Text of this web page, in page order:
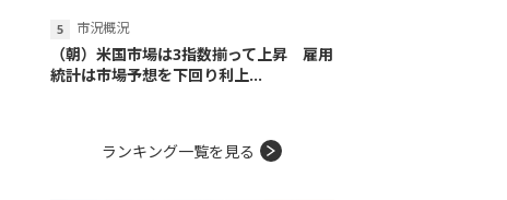
市況概況
（朝）米国市場は3指数揃って上昇 雇用
統計は市場予想を下回り利上...
ランキング一覧を見る